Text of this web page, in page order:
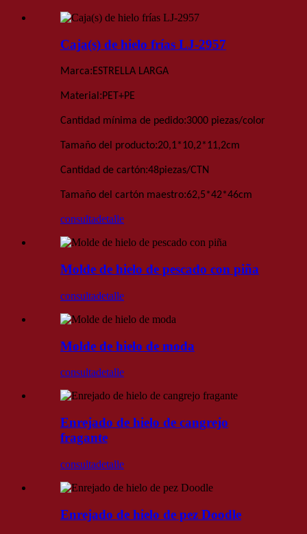
Caja(s) de hielo frías LJ-2957
Marca:ESTRELLA LARGA
Material:PET+PE
Cantidad mínima de pedido:3000 piezas/color
Tamaño del producto:20,1*10,2*11,2cm
Cantidad de cartón:48piezas/CTN
Tamaño del cartón maestro:62,5*42*46cm
consultadetalle
Molde de hielo de pescado con piña
consultadetalle
Molde de hielo de moda
consultadetalle
Enrejado de hielo de cangrejo
fragante
consultadetalle
Enrejado de hielo de pez Doodle